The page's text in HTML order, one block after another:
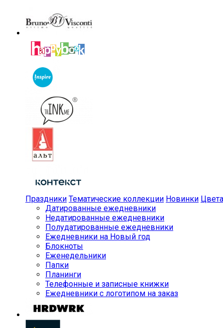
Праздники Тематические коллекции Новинки Цвета
Датированные ежедневники
Недатированные ежедневники
Полудатированные ежедневники
Ежедневники на Новый год
Блокноты
Еженедельники
Папки
Планинги
Телефонные и записные книжки
Ежедневники с логотипом на заказ